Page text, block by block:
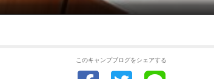
このキャンプブログをシェアする